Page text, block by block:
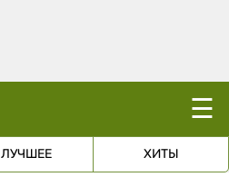
☰
ЛУЧШЕЕ ХИТЫ